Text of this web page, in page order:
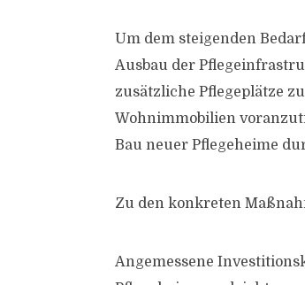
Um dem steigenden
Ausbau der
zusätzliche Pflegeplätze
Wohnimmobilien
Bau neuer Pflegeheime
Zu den konkreten
Angemessene